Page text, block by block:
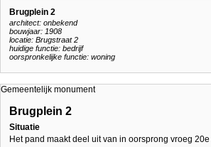
Brugplein 2
architect: onbekend
bouwjaar: 1908
locatie: Brugstraat 2
huidige functie: bedrijf
oorspronkelijke functie: woning
Gemeentelijk monument
Brugplein 2
Situatie
Het pand maakt deel uit van in oorsprong vroeg